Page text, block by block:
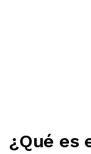
¿Qué es